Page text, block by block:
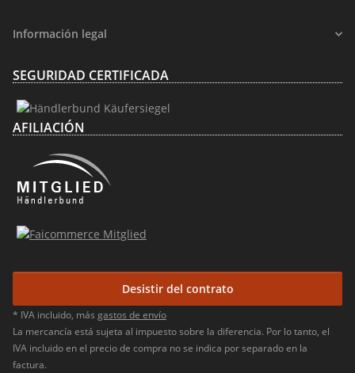
Información legal
SEGURIDAD CERTIFICADA
AFILIACIÓN
Desistir del contrato
* IVA incluido, más gastos de envío
La mercancía está sujeta al impuesto sobre la diferencia. Por lo tanto, el
IVA incluido en el precio de compra no se indica por separado en la
factura.